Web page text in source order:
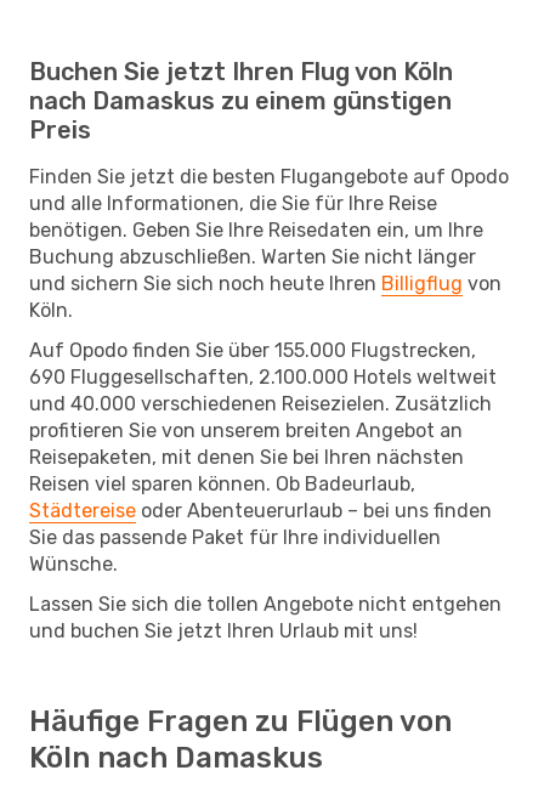
Buchen Sie jetzt Ihren Flug von Köln
nach Damaskus zu einem günstigen
Preis
Finden Sie jetzt die besten Flugangebote auf Opodo
und alle Informationen, die Sie für Ihre Reise
benötigen. Geben Sie Ihre Reisedaten ein, um Ihre
Buchung abzuschließen. Warten Sie nicht länger
und sichern Sie sich noch heute Ihren Billigflug von
Köln.
Auf Opodo finden Sie über 155.000 Flugstrecken,
690 Fluggesellschaften, 2.100.000 Hotels weltweit
und 40.000 verschiedenen Reisezielen. Zusätzlich
profitieren Sie von unserem breiten Angebot an
Reisepaketen, mit denen Sie bei Ihren nächsten
Reisen viel sparen können. Ob Badeurlaub,
Städtereise oder Abenteuerurlaub – bei uns finden
Sie das passende Paket für Ihre individuellen
Wünsche.
Lassen Sie sich die tollen Angebote nicht entgehen
und buchen Sie jetzt Ihren Urlaub mit uns!
Häufige Fragen zu Flügen von
Köln nach Damaskus